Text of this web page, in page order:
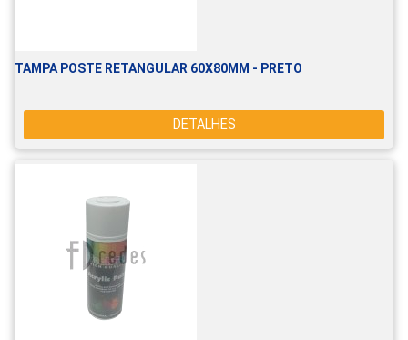
TAMPA POSTE RETANGULAR 60X80MM - PRETO
DETALHES